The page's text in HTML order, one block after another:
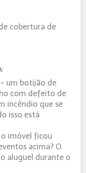
cobertura de
um botijão de
com defeito de
incêndio que se
isso está
imóvel ficou
acima? O
aluguel durante o